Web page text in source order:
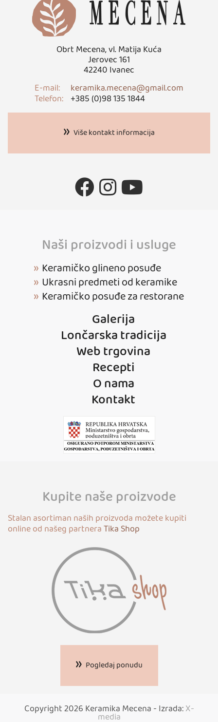
Obrt Mecena, vl. Matija Kuća
Jerovec 161
42240 Ivanec
E-mail:
keramika.mecena@gmail.com
Telefon: +385 (0)98 135 1844
Više kontakt informacija
Naši proizvodi i usluge
Keramičko glineno posuđe
Ukrasni predmeti od keramike
Keramičko posuđe za restorane
Galerija
Lončarska tradicija
Web trgovina
Recepti
O nama
Kontakt
Kupite naše proizvode
Stalan asortiman naših proizvoda možete kupiti
online od našeg partneraTika Shop
Pogledaj ponudu
Copyright 2026 Keramika Mecena - Izrada:X-
media